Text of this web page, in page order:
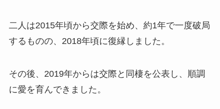
二人は2015年頃から交際を始め、約1年で一度破局
するものの、2018年頃に復縁しました。
その後、2019年からは交際と同棲を公表し、順調
に愛を育んできました。